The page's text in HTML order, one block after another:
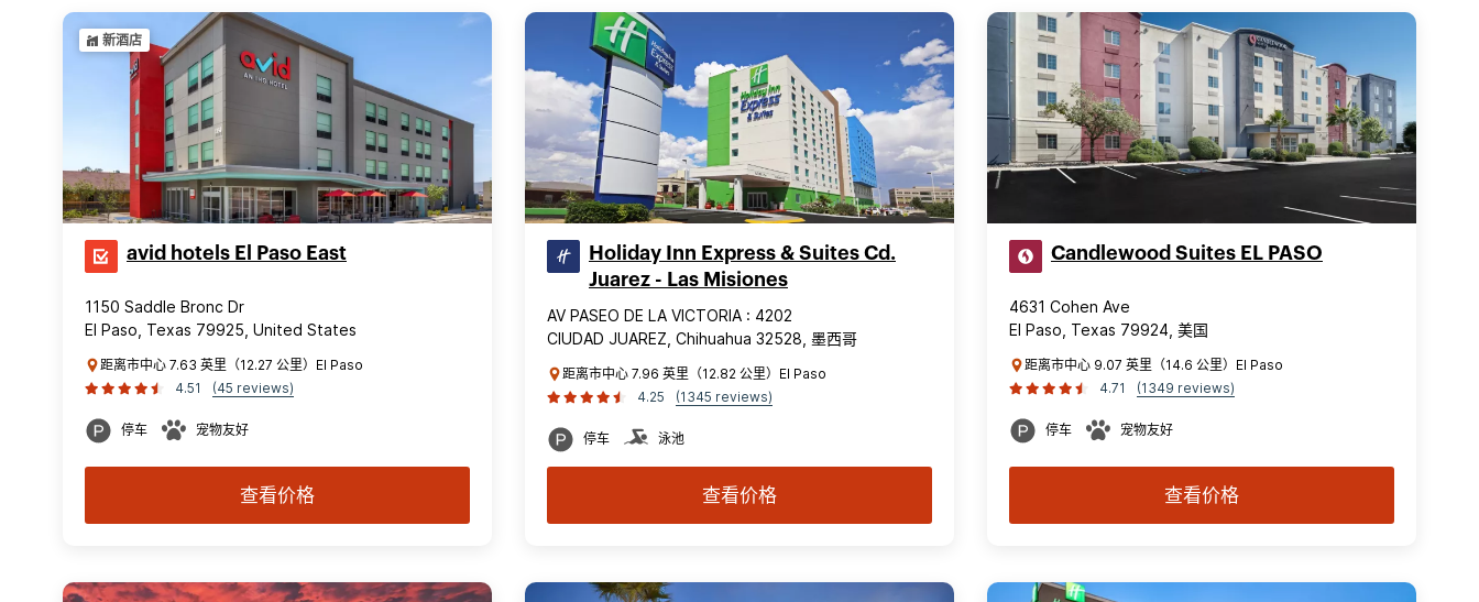
新酒店
avid hotels El Paso East
1150 Saddle Bronc Dr
El Paso, Texas 79925, United States
距离市中心 7.63 英里（12.27 公里）El Paso
4.51
(45 reviews)
停车 宠物友好
查看价格
Holiday Inn Express & Suites Cd.
Juarez - Las Misiones
AV PASEO DE LA VICTORIA : 4202
CIUDAD JUAREZ, Chihuahua 32528, 墨西哥
距离市中心 7.96 英里（12.82 公里）El Paso
4.25
(1345 reviews)
停车 泳池
查看价格
Candlewood Suites EL PASO
4631 Cohen Ave
El Paso, Texas 79924, 美国
距离市中心 9.07 英里（14.6 公里）El Paso
4.71
(1349 reviews)
停车 宠物友好
查看价格